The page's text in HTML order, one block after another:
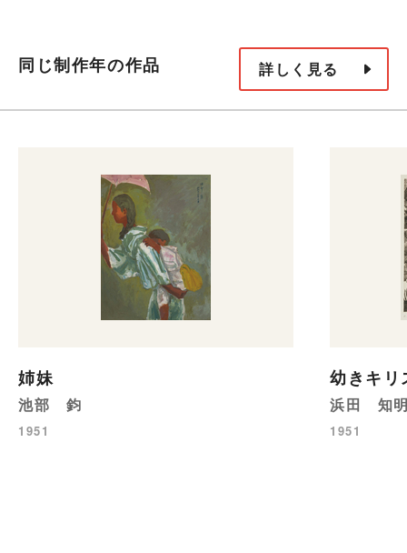
同じ制作年の作品 詳しく見る
姉妹
池部 鈞
1951
幼きキリ
浜田 知
1951